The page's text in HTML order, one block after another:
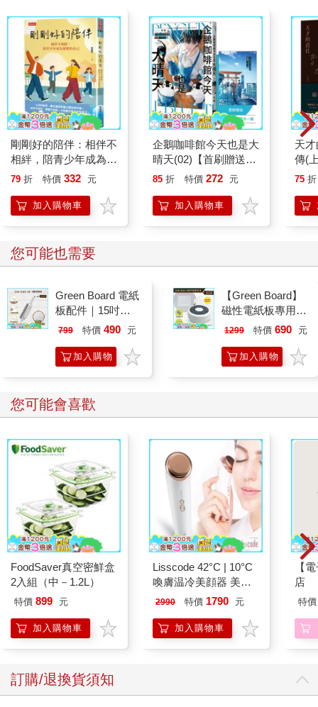
剛剛好的陪伴：相伴不
相絆，陪青少年成為想
要的自己
79 折 特價 332 元
加入購物車
企鵝咖啡館今天也是大
晴天(02)【首刷贈送
「謹賀新年」收藏卡】
85 折 特價 272 元
加入購物車
天
傳(
75 折
您可能也需要
Green Board 電紙
板配件｜15吋
ECO專用 三合一
板 替換筆 板擦
799 特價 490 元
加入購物
【Green Board】
磁性電紙板專用 -
二合一圓形速擦激
專利設計
1299 特價 690 元
加入購物
您可能會喜歡
FoodSaver真空密鮮盒
2入組（中－1.2L）
特價 899 元
加入購物車
Lisscode 42°C | 10°C
喚膚温冷美顔器 美膚
儀
2990 特價 1790 元
加入購物車
【
店
特價
訂購/退換貨須知